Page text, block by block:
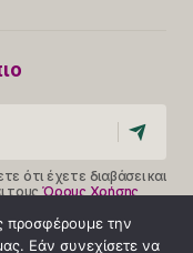
ότι έχετε διαβάσει και
τουςΌρους Χρήσης
προσφέρουμε την
Εάν συνεχίσετε να